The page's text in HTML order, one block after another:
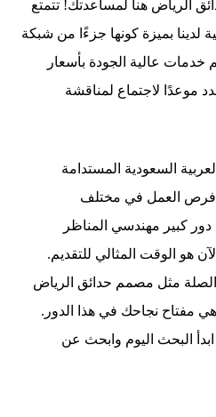
الرياض هنا لمساعدتك! تتمتع
لدينا بميزة كونها جزءًا من شبكة
خدمات عالية الجودة بأسعار
موعدًا لاجتماع لمناقشة
العربية السعودية المستدامة
فرص العمل في مختلف
كبير مهندسي المناظر
هو الوقت المثالي للتقديم.
مثل مصمم حدائق الرياض
مفتاح نجاحك في هذا الدور.
ابدأ البحث اليوم وابحث عن